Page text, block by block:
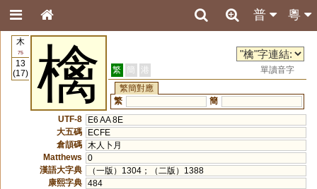
粵
普
木
75
13
(17)
檎 繁 簡 港
單讀音字
繁簡對應
繁
簡
UTF-8
E6 AA 8E
大五碼
ECFE
倉頡碼
木人卜月
Matthews
0
漢語大字典
（一版）1304；（二版）1388
康熙字典 484